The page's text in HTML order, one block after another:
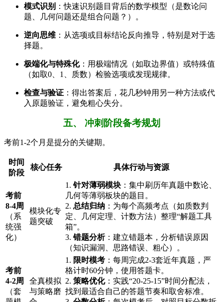
模式识别 ：快速识别题目背后的数学模型（是数论问
题、几何问题还是组合问题？）。
逆向思维 ：从选项或目标结论反向推导，特别是对于选
择题。
极端化与特殊化：用极端情况（如取边界值）或特殊值
（如取0、1、质数）检验选项或发现规律。
检查与验证 ：得出答案后，花几秒钟用另一种方法或代
入原题验证，避免粗心失分。
五、 冲刺阶段备考规划
考前1-2个月是提分的关键期。
时间
阶段
核心任务 具体行动与资源
考前
8-4周
（系
统强
化）
模块化专
题突破
1.针对薄弱模块 ：集中刷历年真题中数论、
几何等薄弱板块的题目。
2. 总结归纳 ：为每个高频考点（如质数判
定、几何定理、计数方法）整理“解题工具
箱”。
3. 错题分析：建立错题本，分析错误原因
（知识漏洞、思路错误、粗心）。
考前
4-2周
（套
全真模拟
与策略磨
1. 限时模考 ：每周完成2-3套近年真题，严
格计时60分钟，使用答题卡。
2. 策略优化：实践“20-25-15”时间分配法，
找到最适合自己的答题节奏和取舍标准。